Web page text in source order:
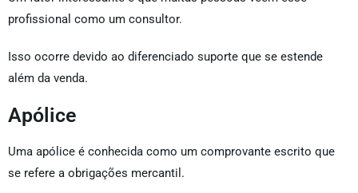
profissional como um consultor.
Isso ocorre devido ao diferenciado suporte que se estende
além da venda.
Apólice
Uma apólice é conhecida como um comprovante escrito que
se refere a obrigações mercantil.